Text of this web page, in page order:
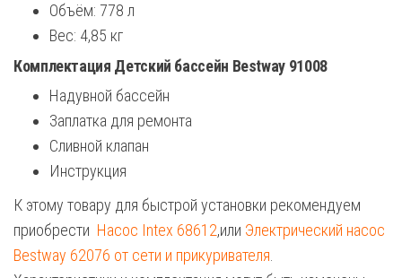
Объём: 778 л
Вес: 4,85 кг
Комплектация Детский бассейн Bestway 91008
Надувной бассейн
Заплатка для ремонта
Сливной клапан
Инструкция
К этому товару для быстрой установки рекомендуем
приобрести Насос Intex 68612,или Электрический насос
Bestway 62076 от сети и прикуривателя